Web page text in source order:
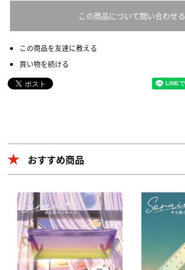
この商品について問い合わせる
この商品を友達に教える
買い物を続ける
おすすめ商品